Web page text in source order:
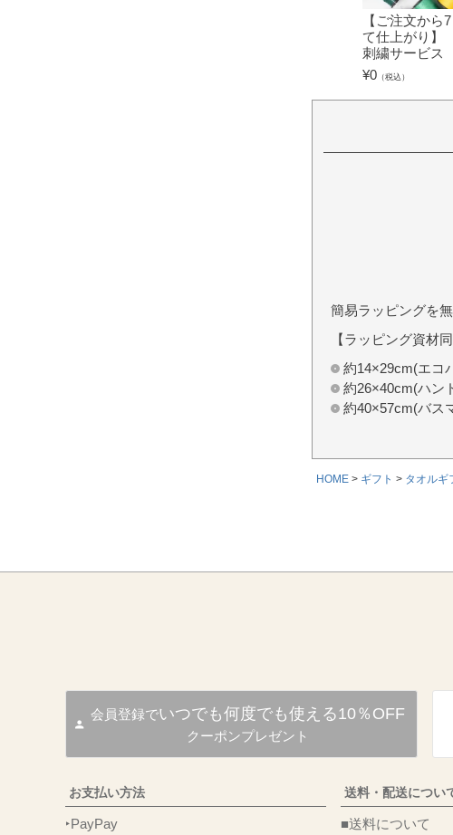
【ご注文から
て仕上がり】
刺繍サービス
¥0 （税込）
簡易ラッピングを
【ラッピング資材
約14×29cm(エコ
約26×40cm(ハン
約40×57cm(バス
HOME ギフト タオルギ
会員登録でいつでも何度でも使える10％OFF
クーポンプレゼント
お支払い方法
‣PayPay
送料・配送につい
■送料につ